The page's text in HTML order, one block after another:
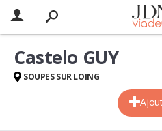
Castelo GUY
SOUPES SUR LOING